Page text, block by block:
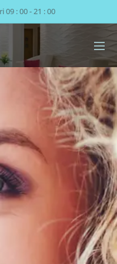
09 : 00 - 21 : 00